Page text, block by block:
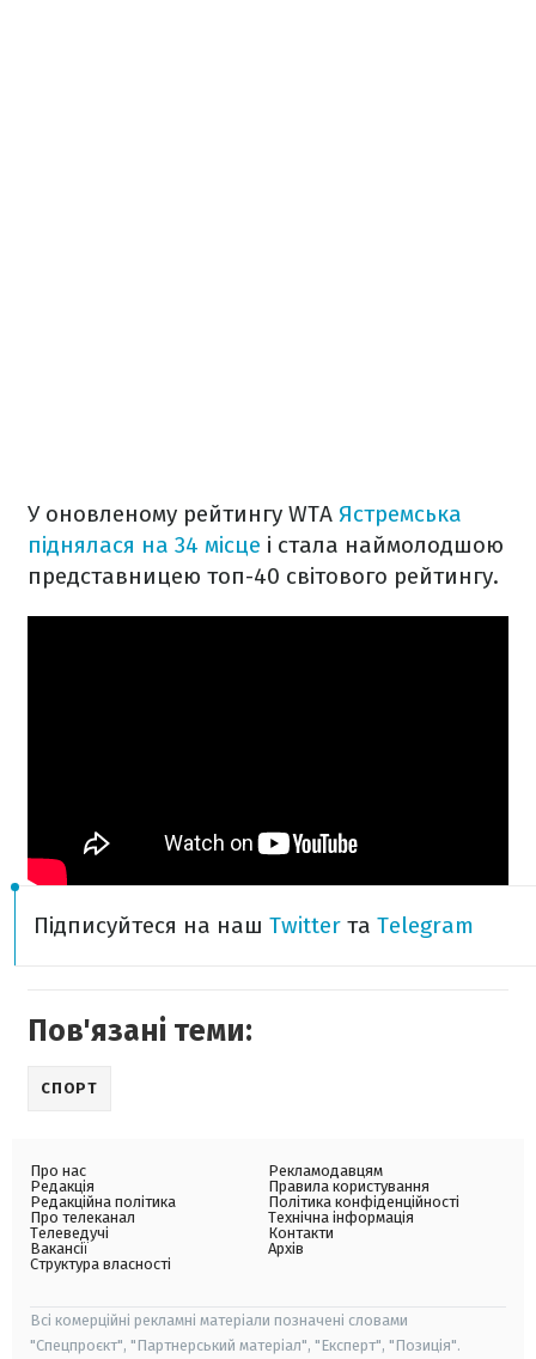
У оновленому рейтингу WTA Ястремська
піднялася на 34 місце і стала наймолодшою
представницею топ-40 світового рейтингу.
Підписуйтеся на наш Twitter та Telegram
Пов'язані теми:
СПОРТ
Про нас
Редакція
Редакційна політика
Про телеканал
Телеведучі
Вакансії
Структура власності
Рекламодавцям
Правила користування
Політика конфіденційності
Технічна інформація
Контакти
Архів
Всі комерційні рекламні матеріали позначені словами
"Спецпроєкт", "Партнерський матеріал", "Експерт", "Позиція".